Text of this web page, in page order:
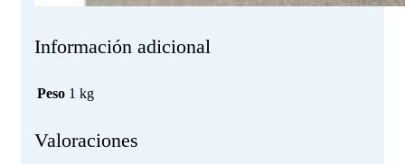
Información adicional
Peso 1 kg
Valoraciones